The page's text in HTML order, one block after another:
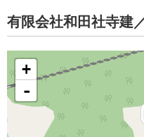
有限会社和田社寺建
+
-